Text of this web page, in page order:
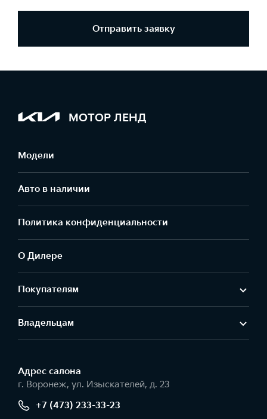
Отправить заявку
МОТОР ЛЕНД
Модели
Авто в наличии
Политика конфиденциальности
О Дилере
Покупателям
Владельцам
Адрес салонa
г. Воронеж, ул. Изыскателей, д. 23
+7 (473) 233-33-23